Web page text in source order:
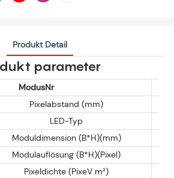
Produkt Detail
parameter
ModusNr
Pixelabstand (mm)
LED-Typ
Moduldimension (B*H)(mm)
Modulauflösung (B*H)(Pixel)
Pixeldichte (PixeV m²)